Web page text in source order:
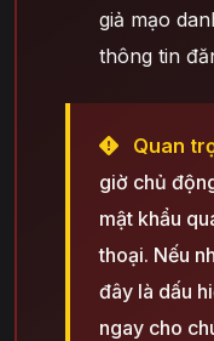
giả mạo
thông tin
Quan
giờ chủ
mật khẩu
thoại. Nếu
đây là dấu
ngay cho